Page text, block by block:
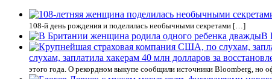
108-й день рождения и поделилась необычными секретами […]
В
слухам, заплатила хакерам 40 млн долларов за
этого года. О рекордном выкупе сообщили источники Bloomberg, но